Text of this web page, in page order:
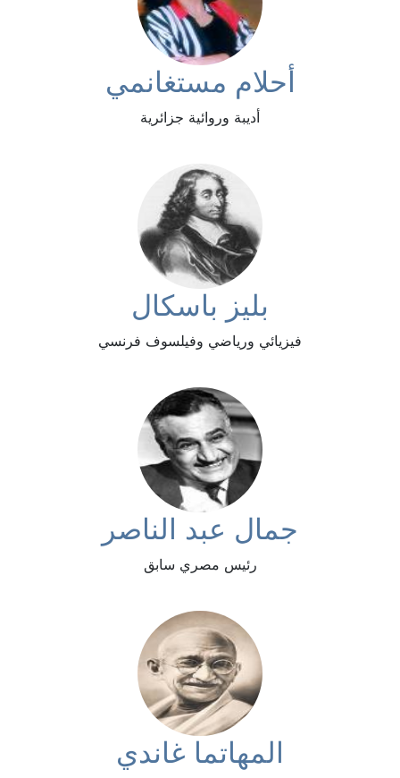
أحلام مستغانمي
أديبة وروائية جزائرية
بليز باسكال
فيزيائي ورياضي وفيلسوف فرنسي
جمال عبد الناصر
رئيس مصري سابق
المهاتما غاندي